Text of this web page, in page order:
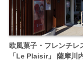
欧風菓子・フレンチレ
「Le Plaisir」 薩摩川